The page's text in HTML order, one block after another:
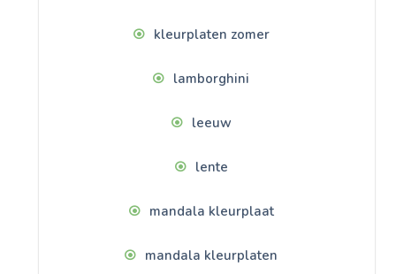
kleurplaten zomer
lamborghini
leeuw
lente
mandala kleurplaat
mandala kleurplaten